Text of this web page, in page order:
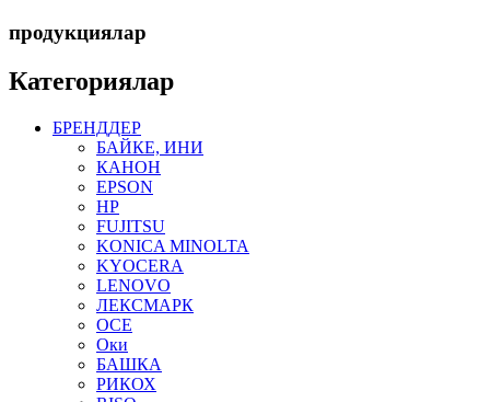
продукциялар
Категориялар
БРЕНДДЕР
БАЙКЕ, ИНИ
КАНОН
EPSON
HP
FUJITSU
KONICA MINOLTA
KYOCERA
LENOVO
ЛЕКСМАРК
OCE
Оки
БАШКА
РИКОХ